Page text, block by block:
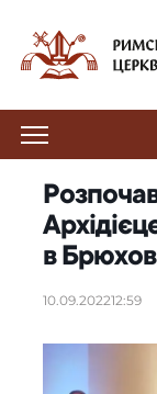
в
10.09.202212:59